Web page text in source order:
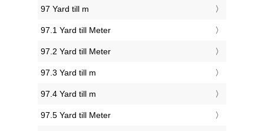
97 Yard till m
97.1 Yard till Meter
97.2 Yard till Meter
97.3 Yard till m
97.4 Yard till m
97.5 Yard till Meter